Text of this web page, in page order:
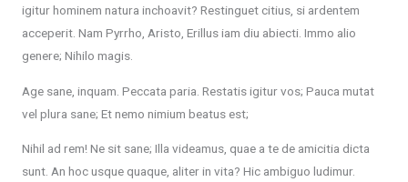
igitur hominem natura inchoavit? Restinguet citius, si ardentem
acceperit. Nam Pyrrho, Aristo, Erillus iam diu abiecti. Immo alio
genere; Nihilo magis.
Age sane, inquam. Peccata paria. Restatis igitur vos; Pauca mutat
vel plura sane; Et nemo nimium beatus est;
Nihil ad rem! Ne sit sane; Illa videamus, quae a te de amicitia dicta
sunt. An hoc usque quaque, aliter in vita? Hic ambiguo ludimur.